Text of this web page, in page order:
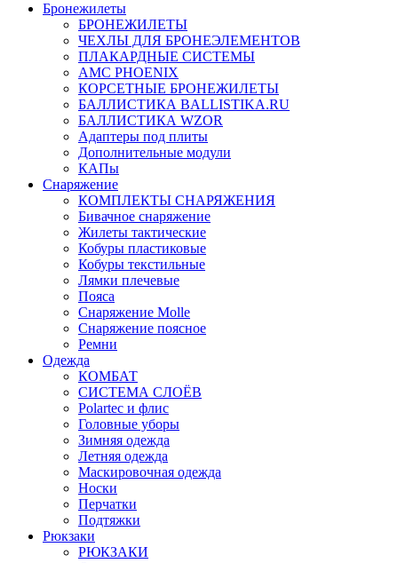
Бронежилеты
БРОНЕЖИЛЕТЫ
ЧЕХЛЫ ДЛЯ БРОНЕЭЛЕМЕНТОВ
ПЛАКАРДНЫЕ СИСТЕМЫ
АМС PHOENIX
КОРСЕТНЫЕ БРОНЕЖИЛЕТЫ
БАЛЛИСТИКА BALLISTIKA.RU
БАЛЛИСТИКА WZOR
Адаптеры под плиты
Дополнительные модули
КАПы
Снаряжение
КОМПЛЕКТЫ СНАРЯЖЕНИЯ
Бивачное снаряжение
Жилеты тактические
Кобуры пластиковые
Кобуры текстильные
Лямки плечевые
Пояса
Снаряжение Molle
Снаряжение поясное
Ремни
Одежда
КОМБАТ
СИСТЕМА СЛОЁВ
Polartec и флис
Головные уборы
Зимняя одежда
Летняя одежда
Маскировочная одежда
Носки
Перчатки
Подтяжки
Рюкзаки
РЮКЗАКИ